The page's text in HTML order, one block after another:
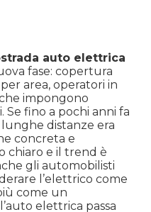
auto elettrica
fase: copertura
area, operatori in
impongono
fino a pochi anni fa
distanze era
concreta e
chiaro e il trend è
gli automobilisti
l’elettrico come
come un
elettrica passa